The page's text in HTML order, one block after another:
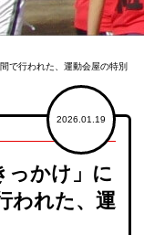
で行われた、運動会屋の特別
2026.01.19
っかけ」に
われた、運